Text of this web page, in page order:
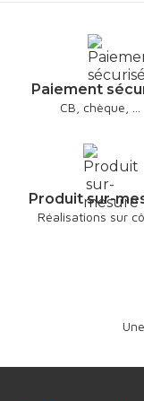
Paiement
CB, chèque, ...
Produit sur-
Réalisations sur